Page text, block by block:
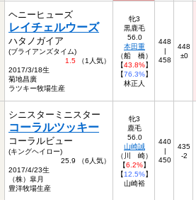
ヘニーヒューズ
レイチェルウーズ
ハタノガイア
(ブライアンズタイム)
1.5 （1人気）
2017/3/18生
菊地昌廣
ラツキー牧場生産
牝3
黒鹿毛
56.0
本田重
（船 橋）
【43.8%】
【76.3%】
林正人
448
|
458
448
±0
シニスターミニスター
コーラルツッキー
コーラルビュー
(キングヘイロー)
25.9 （6人気）
2017/4/23生
（株）皐月
豊洋牧場生産
牝3
鹿毛
56.0
山崎誠
（川 崎）
【6.2%】
【12.5%】
山崎裕
440
|
450
435
-2